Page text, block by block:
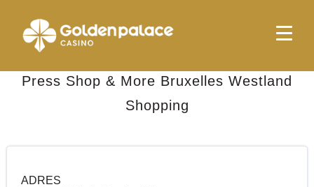
Startpagina
Press Shop & More Bruxelles Westland
Shopping
ADRES